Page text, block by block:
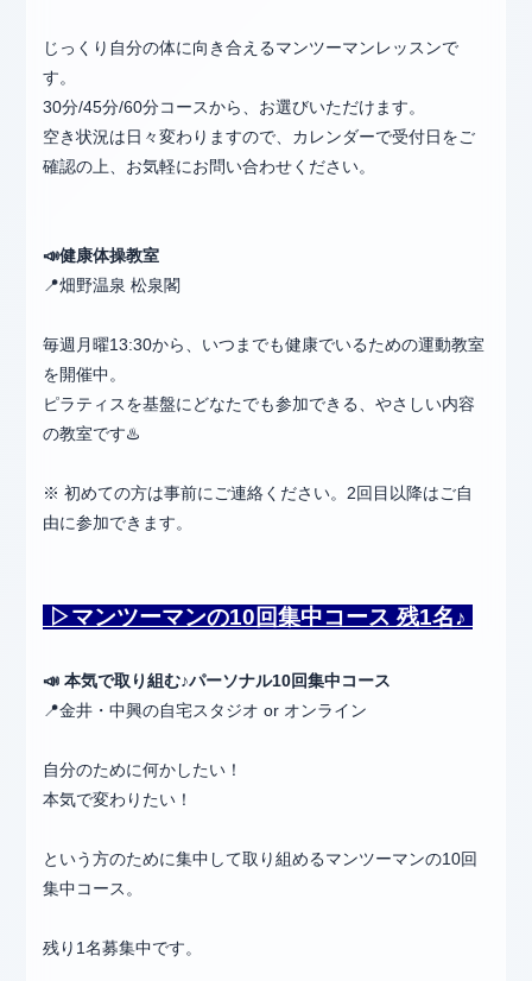
じっくり自分の体に向き合えるマンツーマンレッスンで
す。
30分/45分/60分コースから、お選びいただけます。
空き状況は日々変わりますので、カレンダーで受付日をご
確認の上、お気軽にお問い合わせください。
📣健康体操教室
📍畑野温泉 松泉閣
毎週月曜13:30から、いつまでも健康でいるための運動教室
を開催中。
ピラティスを基盤にどなたでも参加できる、やさしい内容
の教室です♨️
※ 初めての方は事前にご連絡ください。2回目以降はご自
由に参加できます。
▷マンツーマンの10回集中コース 残1名♪
📣 本気で取り組む♪パーソナル10回集中コース
📍金井・中興の自宅スタジオ or オンライン
自分のために何かしたい！
本気で変わりたい！
という方のために集中して取り組めるマンツーマンの10回
集中コース。
残り1名募集中です。